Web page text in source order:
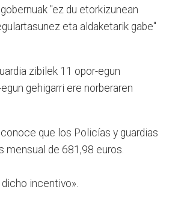
"ez du etorkizunean
eta aldaketarik gabe"
zibilek 11 opor-egun
gehigarri ere norberaren
que los Policías y guardias
mensual de 681,98 euros.
incentivo».